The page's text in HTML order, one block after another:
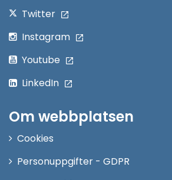
Twitter
Instagram
Youtube
LinkedIn
Om webbplatsen
Cookies
Personuppgifter - GDPR